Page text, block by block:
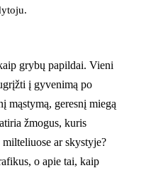
grybų papildai. Vieni
į gyvenimą po
mąstymą, geresnį miegą
žmogus, kuris
ar skystyje?
o apie tai, kaip